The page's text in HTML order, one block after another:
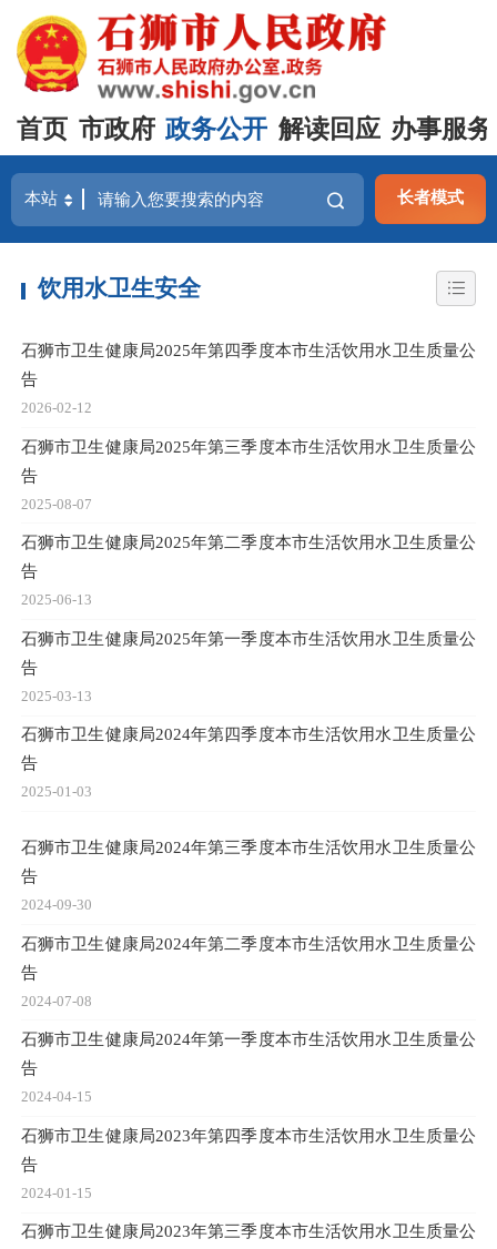
首页 市政府 政务公开 解读回应 办事服务
长者模式
饮用水卫生安全
石狮市卫生健康局2025年第四季度本市生活饮用水卫生质量公
告
2026-02-12
石狮市卫生健康局2025年第三季度本市生活饮用水卫生质量公
告
2025-08-07
石狮市卫生健康局2025年第二季度本市生活饮用水卫生质量公
告
2025-06-13
石狮市卫生健康局2025年第一季度本市生活饮用水卫生质量公
告
2025-03-13
石狮市卫生健康局2024年第四季度本市生活饮用水卫生质量公
告
2025-01-03
石狮市卫生健康局2024年第三季度本市生活饮用水卫生质量公
告
2024-09-30
石狮市卫生健康局2024年第二季度本市生活饮用水卫生质量公
告
2024-07-08
石狮市卫生健康局2024年第一季度本市生活饮用水卫生质量公
告
2024-04-15
石狮市卫生健康局2023年第四季度本市生活饮用水卫生质量公
告
2024-01-15
石狮市卫生健康局2023年第三季度本市生活饮用水卫生质量公